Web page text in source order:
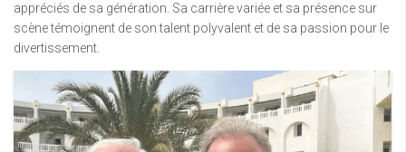
appréciés de sa génération. Sa carrière variée et sa présence sur
scène témoignent de son talent polyvalent et de sa passion pour le
divertissement.